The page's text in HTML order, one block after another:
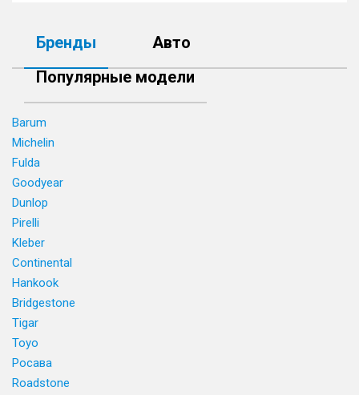
Бренды
Авто
Популярные модели
Barum
Michelin
Fulda
Goodyear
Dunlop
Pirelli
Kleber
Continental
Hankook
Bridgestone
Tigar
Toyo
Росава
Roadstone